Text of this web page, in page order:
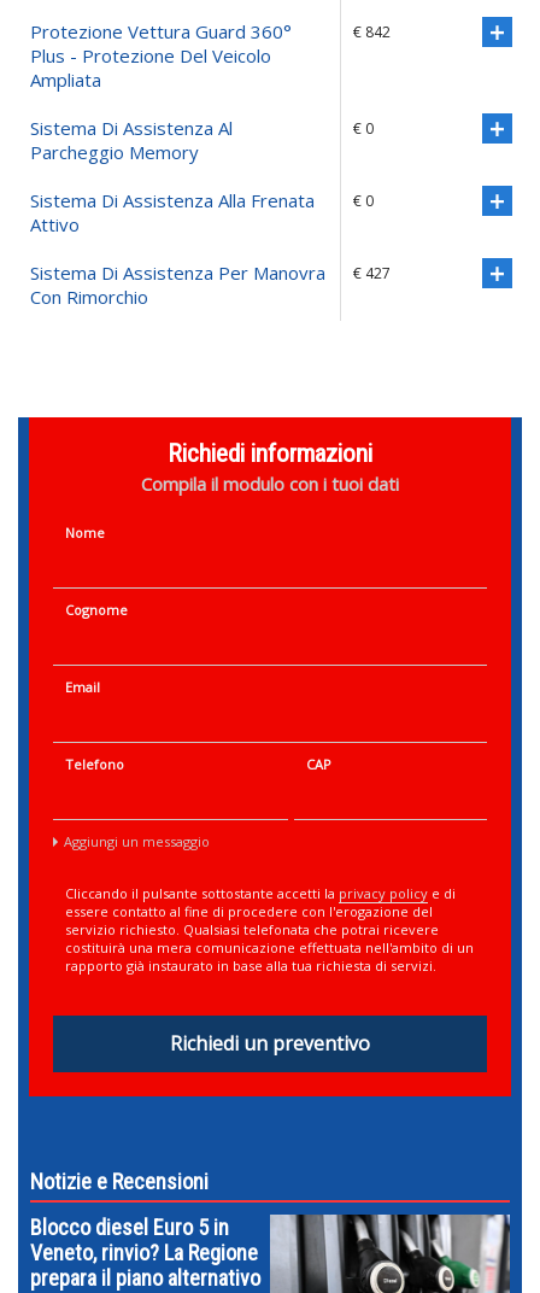
Protezione Vettura Guard 360°
Plus - Protezione Del Veicolo
Ampliata
€ 842
Sistema Di Assistenza Al
Parcheggio Memory
€ 0
Sistema Di Assistenza Alla Frenata
Attivo
€ 0
Sistema Di Assistenza Per Manovra
Con Rimorchio
€ 427
Richiedi informazioni
Compila il modulo con i tuoi dati
Nome
Cognome
Email
Telefono CAP
Aggiungi un messaggio
Cliccando il pulsante sottostante accetti la privacy policy e di
essere contatto al fine di procedere con l'erogazione del
servizio richiesto. Qualsiasi telefonata che potrai ricevere
costituirà una mera comunicazione effettuata nell'ambito di un
rapporto già instaurato in base alla tua richiesta di servizi.
Richiedi un preventivo
Notizie e Recensioni
Blocco diesel Euro 5 in
Veneto, rinvio? La Regione
prepara il piano alternativo